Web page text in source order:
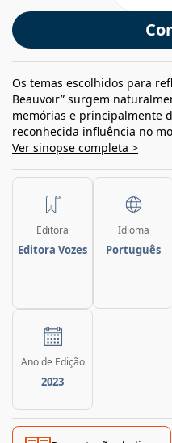
Os temas escolhidos para
Beauvoir” surgem
memórias e principalmente
reconhecida influência no
Ver sinopse completa >
Editora
Editora Vozes
Idioma
Português
Ano de Edição
2023